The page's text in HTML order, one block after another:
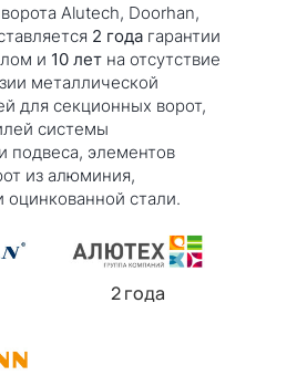
Alutech, Doorhan,
2 года гарантии
и 10 лет на отсутствие
металлической
для секционных ворот,
системы
подвеса, элементов
из алюминия,
стали.
2 года